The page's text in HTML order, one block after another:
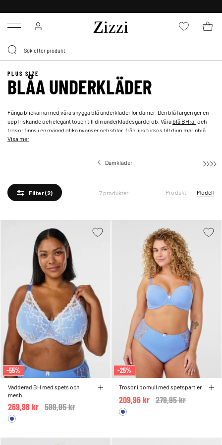
Menu
PLUS SIZE
BLÅA UNDERKLÄDER
Fånga blickarna med våra snygga blå underkläder för damer. Den blå färgen ger en
uppfriskande och elegant touch till din underklädesgarderob. Vårablå BH:aroch
trosor finns i en mängd olika nyanser och stilar, från ljus turkos till djup marinblå.
Matcha dem enkelt med tillhörande blå trosor för en komplett och samordnad look.
Visa mer
Damkläder
Filter(2) 7 produkter Produkt Modell
-55%
Vadderad BH med spets och
mesh
Price reduced from
599,95 kr
269,98 kr
-25%
Trosor i bomull med spetspartier
Price reduced from
279,95 kr
209,96 kr